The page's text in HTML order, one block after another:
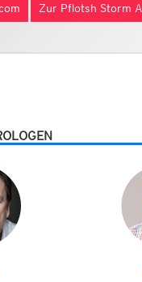
Zur Pflotsh Storm